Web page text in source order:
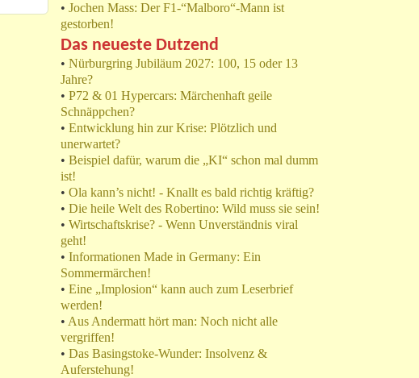
• Jochen Mass: Der F1-“Malboro“-Mann ist
gestorben!
Das neueste Dutzend
• Nürburgring Jubiläum 2027: 100, 15 oder 13
Jahre?
• P72 & 01 Hypercars: Märchenhaft geile
Schnäppchen?
• Entwicklung hin zur Krise: Plötzlich und
unerwartet?
• Beispiel dafür, warum die „KI“ schon mal dumm
ist!
• Ola kann’s nicht! - Knallt es bald richtig kräftig?
• Die heile Welt des Robertino: Wild muss sie sein!
• Wirtschaftskrise? - Wenn Unverständnis viral
geht!
• Informationen Made in Germany: Ein
Sommermärchen!
• Eine „Implosion“ kann auch zum Leserbrief
werden!
• Aus Andermatt hört man: Noch nicht alle
vergriffen!
• Das Basingstoke-Wunder: Insolvenz &
Auferstehung!